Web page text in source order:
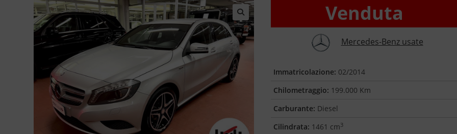
🔍
Venduta
Mercedes-Benz usate
Immatricolazione: 02/2014
Chilometraggio: 199.000 Km
Carburante: Diesel
Cilindrata: 1461 cm3